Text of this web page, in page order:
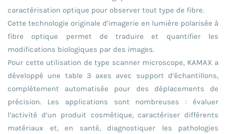
caractérisation optique pour observer tout type de fibre.
Cette technologie originale d’imagerie en lumière polarisée à
fibre optique permet de traduire et quantifier les
modifications biologiques par des images.
Pour cette utilisation de type scanner microscope, KAMAX a
développé une table 3 axes avec support d’échantillons,
complètement automatisée pour des déplacements de
précision. Les applications sont nombreuses : évaluer
l’activité d’un produit cosmétique, caractériser différents
matériaux et, en santé, diagnostiquer les pathologies